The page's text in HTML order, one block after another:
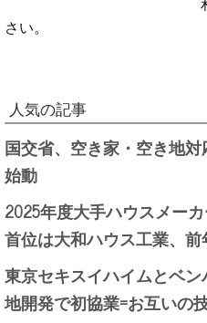
さい。
人気の記事
国交省、空き家・空き地
始動
2025年度大手ハウスメー
首位は大和ハウス工業、
東京セキスイハイムとベ
地開発で初協業=お互いの